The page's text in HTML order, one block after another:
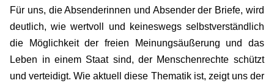
Für uns, die Absenderinnen und Absender der Briefe, wird
deutlich, wie wertvoll und keineswegs selbstverständlich
die Möglichkeit der freien Meinungsäußerung und das
Leben in einem Staat sind, der Menschenrechte schützt
und verteidigt. Wie aktuell diese Thematik ist, zeigt uns der